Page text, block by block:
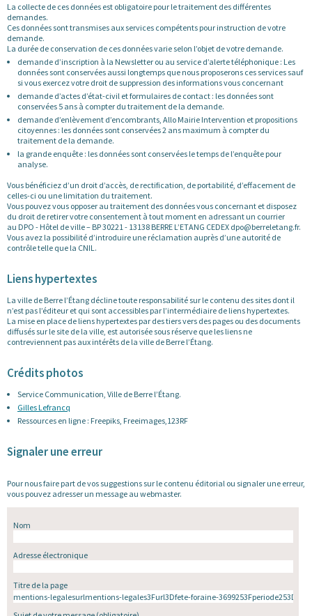
La collecte de ces données est obligatoire pour le traitement des différentes
demandes.
Ces données sont transmises aux services compétents pour instruction de votre
demande.
La durée de conservation de ces données varie selon l’objet de votre demande.
demande d’inscription à la Newsletter ou au service d’alerte téléphonique : Les
données sont conservées aussi longtemps que nous proposerons ces services sauf
si vous exercez votre droit de suppression des informations vous concernant
demande d’actes d’état-civil et formulaires de contact : les données sont
conservées 5 ans à compter du traitement de la demande.
demande d’enlèvement d’encombrants, Allo Mairie Intervention et propositions
citoyennes : les données sont conservées 2 ans maximum à compter du
traitement de la demande.
la grande enquête : les données sont conservées le temps de l’enquête pour
analyse.
Vous bénéficiez d’un droit d’accès, de rectification, de portabilité, d’effacement de
celles-ci ou une limitation du traitement.
Vous pouvez vous opposer au traitement des données vous concernant et disposez
du droit de retirer votre consentement à tout moment en adressant un courrier
au DPO - Hôtel de ville – BP 30221 - 13138 BERRE L’ETANG CEDEX dpo@berreletang.fr.
Vous avez la possibilité d’introduire une réclamation auprès d’une autorité de
contrôle telle que la CNIL.
Liens hypertextes
La ville de Berre l’Étang décline toute responsabilité sur le contenu des sites dont il
n’est pas l’éditeur et qui sont accessibles par l’intermédiaire de liens hypertextes.
La mise en place de liens hypertextes par des tiers vers des pages ou des documents
diffusés sur le site de la ville, est autorisée sous réserve que les liens ne
contreviennent pas aux intérêts de la ville de Berre l’Étang.
Crédits photos
Service Communication, Ville de Berre l’Étang.
Gilles Lefrancq
Ressources en ligne : Freepiks, Freeimages,123RF
Signaler une erreur
Pour nous faire part de vos suggestions sur le contenu éditorial ou signaler une erreur,
vous pouvez adresser un message au webmaster.
Nom
Adresse électronique
Titre de la page